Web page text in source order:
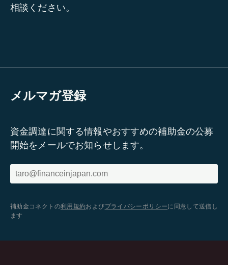
相談ください。
メルマガ登録
資金調達に関する情報やおすすめの補助金の公募
開始をメールでお知らせします。
補助金コネクトの利用規約およびプライバシーポリシーに同意して送信し
ます